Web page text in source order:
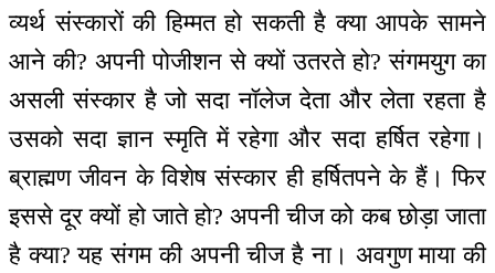
व्यर्थ संस्कारों की हिम्मत हो सकती है क्या आपके सामने
आने की? अपनी पोजीशन से क्यों उतरते हो? संगमयुग का
असली संस्कार है जो सदा नॉलेज देता और लेता रहता है
उसको सदा ज्ञान स्मृति में रहेगा और सदा हर्षित रहेगा।
ब्राह्मण जीवन के विशेष संस्कार ही हर्षितपने के हैं। फिर
इससे दूर क्यों हो जाते हो? अपनी चीज को कब छोड़ा जाता
है क्या? यह संगम की अपनी चीज है ना। अवगुण माया की